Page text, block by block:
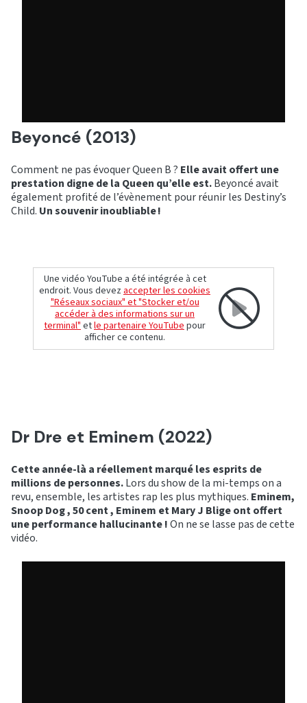
Beyoncé (2013)
Comment ne pas évoquer Queen B ? Elle avait offert une
prestation digne de la Queen qu’elle est.Beyoncé avait
également profité de l’évènement pour réunir les Destiny’s
Child. Un souvenir inoubliable !
Une vidéo YouTube a été intégrée à cet
endroit. Vous devez accepter les cookies
"Réseaux sociaux" et "Stocker et/ou
accéder à des informations sur un
terminal" etle partenaire YouTube pour
afficher ce contenu.
Dr Dre et Eminem (2022)
Cette année-là a réellement marqué les esprits de
millions de personnes.Lors du show de la mi-temps on a
revu, ensemble, les artistes rap les plus mythiques. Eminem,
Snoop Dog , 50 cent , Eminem et Mary J Blige ont offert
une performance hallucinante !On ne se lasse pas de cette
vidéo.